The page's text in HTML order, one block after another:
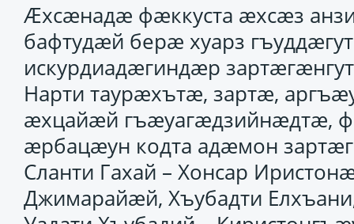
Ӕхсӕнадӕ фӕккуста ӕхсӕз
бафтудӕй берӕ хуарз
искурдиадӕгиндӕр
Нарти таурӕхътӕ, зартӕ,
ӕхцайӕй гъӕуагӕдзийнӕдтӕ,
ӕрбацӕун кодта адӕмон
Сланти Гахай – Хонсар
Джимарайӕй, Хъубадти